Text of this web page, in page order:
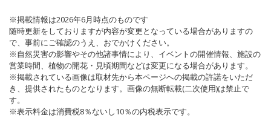
※掲載情報は2026年6月時点のものです
随時更新をしておりますが内容が変更となっている場合がありますの
で、事前にご確認のうえ、おでかけください。
※自然災害の影響やその他諸事情により、イベントの開催情報、施設の
営業時間、植物の開花・見頃期間などは変更になる場合があります。
※掲載されている画像は取材先から本ページへの掲載の許諾をいただ
き、提供されたものとなります。画像の無断転載(二次使用)は禁止で
す。
※表示料金は消費税8％ないし10％の内税表示です。